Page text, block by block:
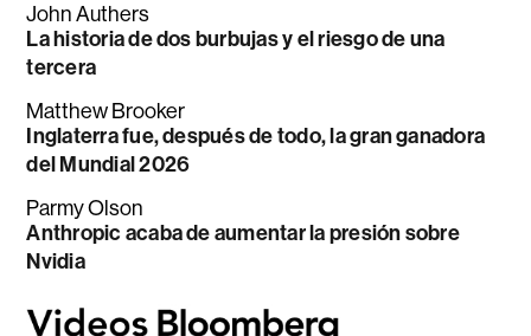
John Authers
La historia de dos burbujas y el riesgo de una
tercera
Matthew Brooker
Inglaterra fue, después de todo, la gran ganadora
del Mundial 2026
Parmy Olson
Anthropic acaba de aumentar la presión sobre
Nvidia